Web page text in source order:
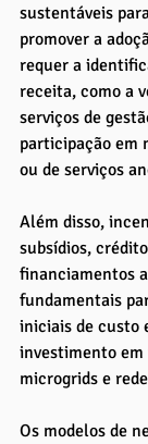
sustentáveis
promover a
requer a
receita, como a
serviços de
participação em
ou de serviços
Além disso,
subsídios,
financiamentos
fundamentais
iniciais de custo
investimento
microgrids e
Os modelos de